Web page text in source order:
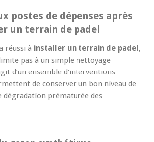
postes de dépenses après
un terrain de padel
réussi à installer un terrain de padel ,
pas à un simple nettoyage
d’un ensemble d’interventions
de conserver un bon niveau de
dégradation prématurée des